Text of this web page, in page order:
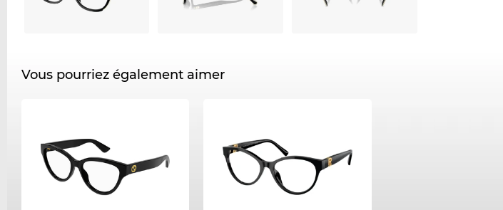
Vous pourriez également aimer